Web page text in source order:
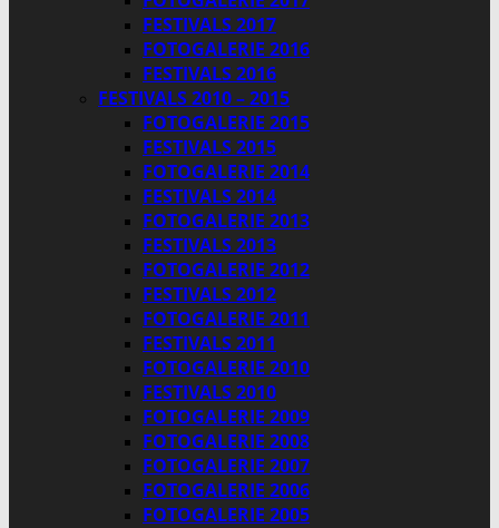
FESTIVALS 2017
FOTOGALERIE 2016
FESTIVALS 2016
FESTIVALS 2010 – 2015
FOTOGALERIE 2015
FESTIVALS 2015
FOTOGALERIE 2014
FESTIVALS 2014
FOTOGALERIE 2013
FESTIVALS 2013
FOTOGALERIE 2012
FESTIVALS 2012
FOTOGALERIE 2011
FESTIVALS 2011
FOTOGALERIE 2010
FESTIVALS 2010
FOTOGALERIE 2009
FOTOGALERIE 2008
FOTOGALERIE 2007
FOTOGALERIE 2006
FOTOGALERIE 2005